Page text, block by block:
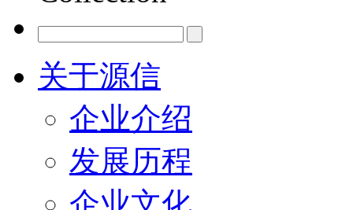
关于源信
企业介绍
发展历程